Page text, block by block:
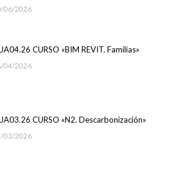
06/2026
CURSO «BIM REVIT. Familias»
04/2026
CURSO «N2. Descarbonización»
03/2026